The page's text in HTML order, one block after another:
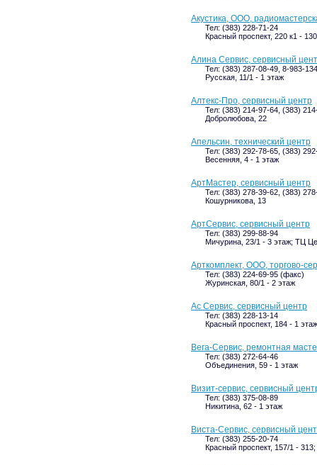
Акустика, ООО,
Тел: (383) 228-71-24
Красный проспект, 220 к1 -
Алина Сервис, сервисный
Тел: (383) 287-08-49, 8-983-
Русская, 11/1 - 1 этаж
Алтекс-Про, сервисный центр
Тел: (383) 214-97-64, (383)
Добролюбова, 22
Апельсин, технический центр
Тел: (383) 292-78-65, (383)
Весенняя, 4 - 1 этаж
АртМастер, сервисный центр
Тел: (383) 278-39-62, (383)
Кошурникова, 13
АртСервис, сервисный центр
Тел: (383) 299-88-94
Мичурина, 23/1 - 3 этаж; ТЦ
Арткомплект, ООО, торгово-
Тел: (383) 224-69-95 (факс)
Журинская, 80/1 - 2 этаж
Ас Сервис, сервисный центр
Тел: (383) 228-13-14
Красный проспект, 184 - 1 этаж
Вега-Сервис, ремонтная
Тел: (383) 272-64-46
Объединения, 59 - 1 этаж
Визит-сервис, сервисный
Тел: (383) 375-08-89
Никитина, 62 - 1 этаж
Виста-Сервис, сервисный
Тел: (383) 255-20-74
Красный проспект, 157/1 -